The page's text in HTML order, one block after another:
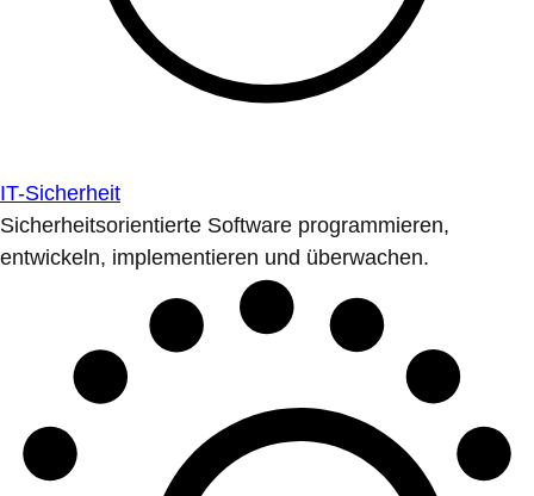
IT-Sicherheit
Sicherheitsorientierte Software programmieren,
entwickeln, implementieren und überwachen.